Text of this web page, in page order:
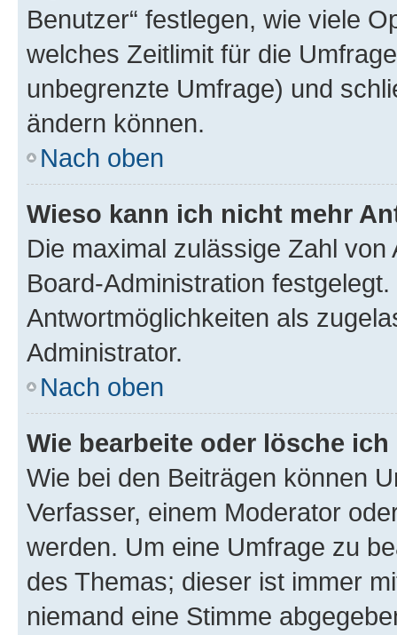
Benutzer“ festlegen, wie viele
welches Zeitlimit für die
unbegrenzte Umfrage) und
ändern können.
Nach oben
Wieso kann ich nicht mehr
Die maximal zulässige Zahl
Board-Administration
Antwortmöglichkeiten als
Administrator.
Nach oben
Wie bearbeite oder lösche
Wie bei den Beiträgen können
Verfasser, einem Moderator
werden. Um eine Umfrage zu
des Themas; dieser ist immer
niemand eine Stimme